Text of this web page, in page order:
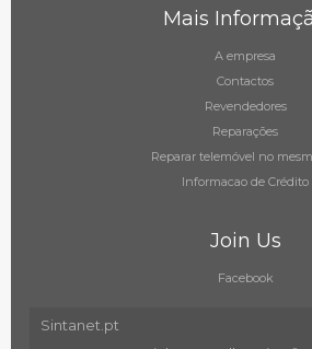
Mais
A empresa
Contactos
Revendedores
Reparações
Reparar telemóvel no
Informacao de Crédito
Join Us
Facebook
Sintanet.pt